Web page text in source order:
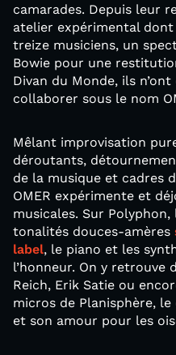
camarades. Depuis leur
atelier expérimental
treize musiciens, un
Bowie pour une
Divan du Monde, ils
collaborer sous le nom
Mêlant improvisation
déroutants,
de la musique et cadres
OMER expérimente et
musicales. Sur
tonalités douces-amères
label, le piano et les
l’honneur. On y retrouve
Reich, Erik Satie ou
micros de Planisphère,
et son amour pour les